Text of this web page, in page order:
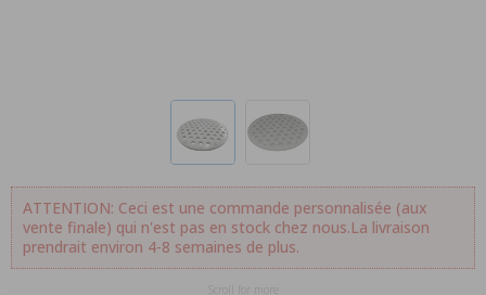
ATTENTION: Ceci est une commande personnalisée (aux
vente finale) qui n'est pas en stock chez nous.La livraison
prendrait environ 4-8 semaines de plus.